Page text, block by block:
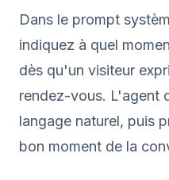
Dans le prompt
indiquez à quel
dès qu'un visiteur
rendez-vous. L'agent
langage naturel, puis
bon moment de la